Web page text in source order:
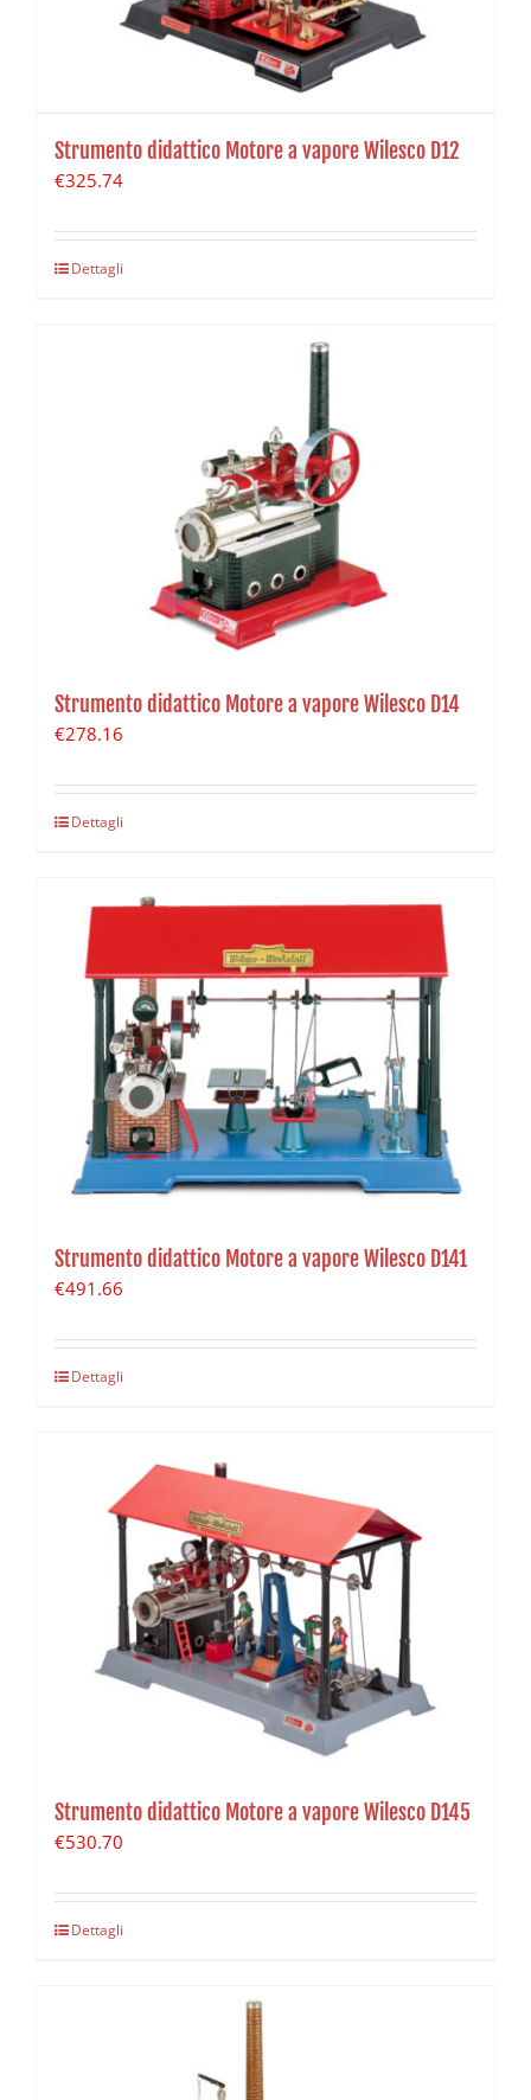
Strumento didattico Motore a vapore Wilesco D12
€325.74
Dettagli
Strumento didattico Motore a vapore Wilesco D14
€278.16
Dettagli
Strumento didattico Motore a vapore Wilesco D141
€491.66
Dettagli
Strumento didattico Motore a vapore Wilesco D145
€530.70
Dettagli